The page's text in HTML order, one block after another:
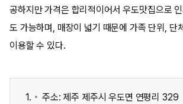
공하지만 가격은 합리적이어서 우도맛집으로
도 가능하며, 매장이 넓기 때문에 가족 단위, 단
이용할 수 있다.
주소: 제주 제주시 우도면 연평리 329